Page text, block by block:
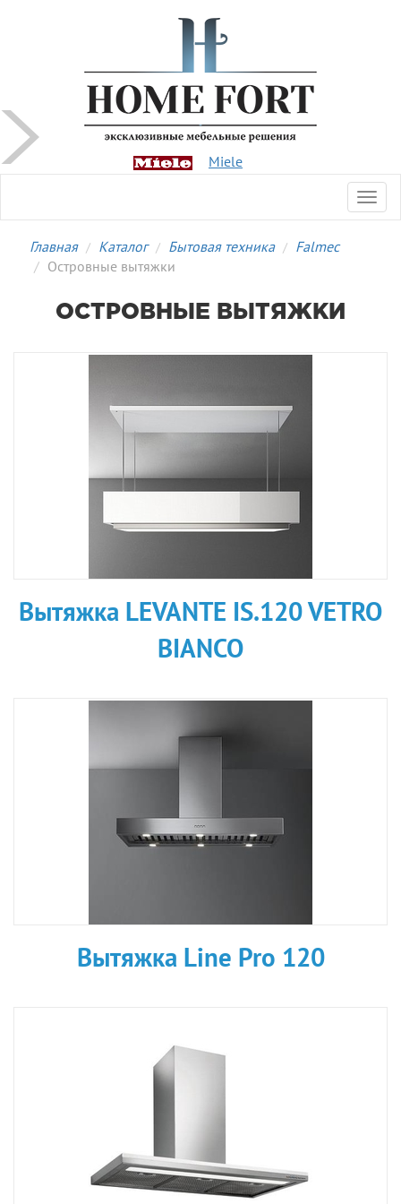
Miele
Главная Каталог Бытовая техника
Falmec
Островные вытяжки
ОСТРОВНЫЕ ВЫТЯЖКИ
Вытяжка LEVANTE IS.120 VETRO
BIANCO
Вытяжка Line Pro 120